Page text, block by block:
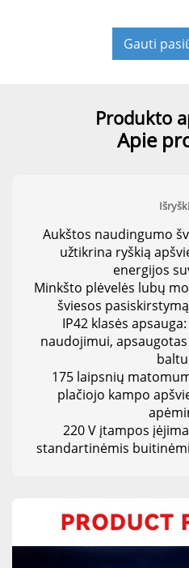
Gauti
Produkto
Apie
Aukštos naudingumo
užtikrina ryškią
energijos
Minkšto plėvelės lubų
šviesos
IP42 klasės
naudojimui,
175 laipsnių
plačiojo kampo
220 V įtampos
standartinėmis